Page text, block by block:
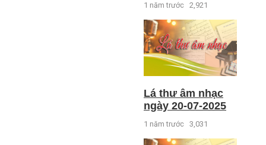
1 năm trước 2,921
Lá thư âm nhạc
ngày 20-07-2025
1 năm trước 3,031